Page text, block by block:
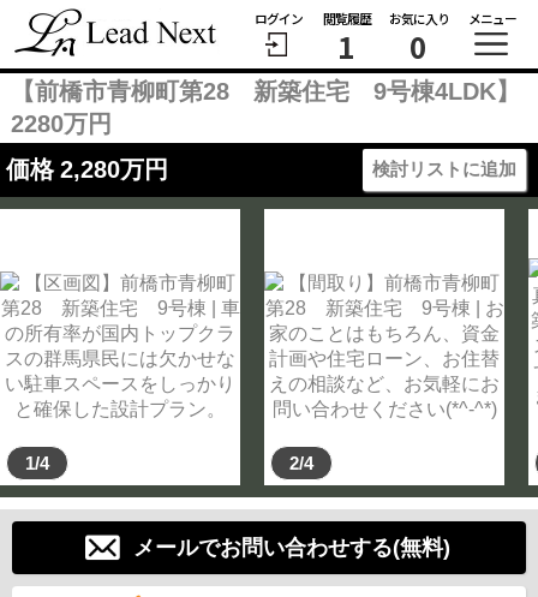
ログイン 閲覧履歴
1
お気に入り
0
メニュー
【前橋市青柳町第28 新築住宅 9号棟4LDK】
2280万円
価格 2,280万円 検討リストに追加
1/4 2/4
メールでお問い合わせする(無料)